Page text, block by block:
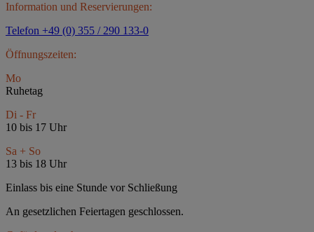
Information und Reservierungen:
Telefon +49 (0) 355 / 290 133-0
Öffnungszeiten:
Mo
Ruhetag
Di - Fr
10 bis 17 Uhr
Sa + So
13 bis 18 Uhr
Einlass bis eine Stunde vor Schließung
An gesetzlichen Feiertagen geschlossen.